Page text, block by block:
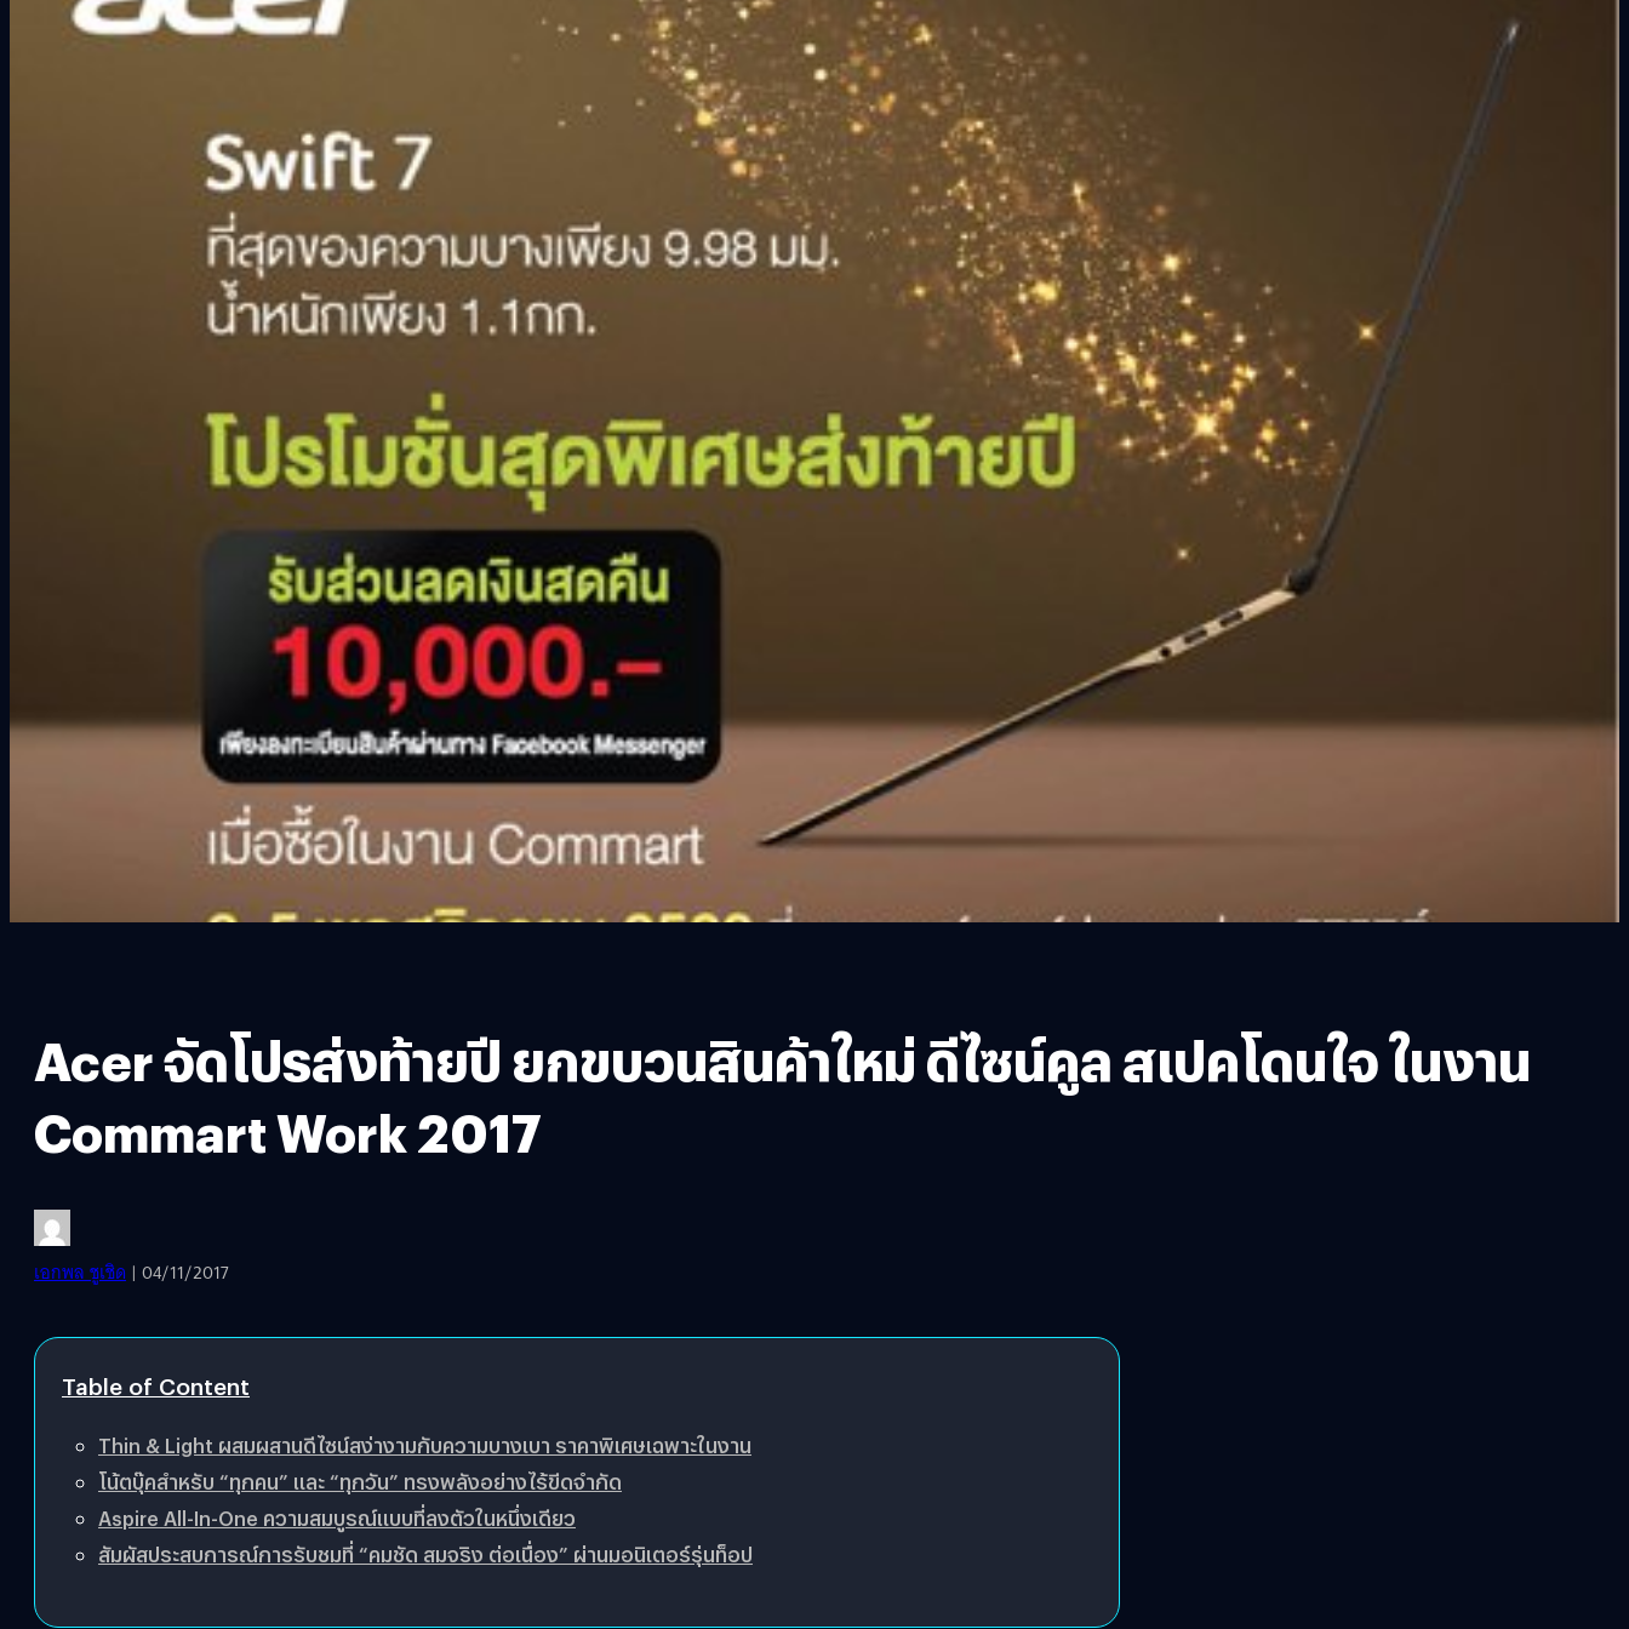
Acer จัดโปรส่งท้ายปี ยกขบวนสินค้าใหม่ ดีไซน์คูล สเปคโดนใจ ในงาน
Commart Work 2017
เอกพล ชูเชิด | 04/11/2017
Table of Content
Thin & Light ผสมผสานดีไซน์สง่างามกับความบางเบา ราคาพิเศษเฉพาะในงาน
โน้ตบุ๊คสำหรับ “ทุกคน” และ “ทุกวัน” ทรงพลังอย่างไร้ขีดจำกัด
Aspire All-In-One ความสมบูรณ์แบบที่ลงตัวในหนึ่งเดียว
สัมผัสประสบการณ์การรับชมที่ “คมชัด สมจริง ต่อเนื่อง” ผ่านมอนิเตอร์รุ่นท็อป